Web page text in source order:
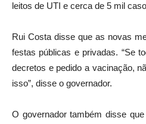
leitos de UTI e cerca de 5 mil
Rui Costa disse que as novas
festas públicas e privadas. “Se
decretos e pedido a vacinação,
isso”, disse o governador.
O governador também disse